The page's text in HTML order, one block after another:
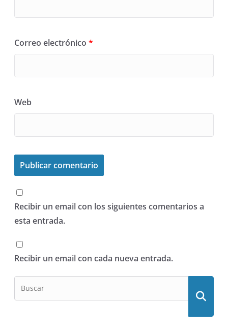
Correo electrónico*
Web
Recibir un email con los siguientes comentarios a
esta entrada.
Recibir un email con cada nueva entrada.